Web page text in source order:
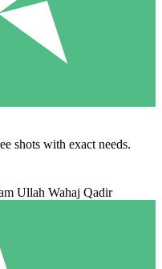
shots with exact needs.
Ullah Wahaj Qadir